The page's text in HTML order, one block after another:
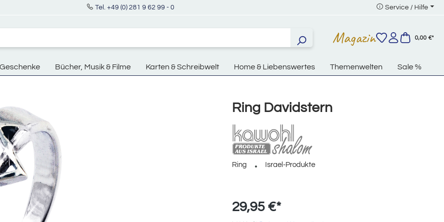
Tel. +49 (0) 281 9 62 99 - 0 Service / Hilfe
Magazin 0,00 €*
Geschenke Bücher, Musik & Filme Karten & Schreibwelt Home & Liebenswertes Themenwelten Sale %
Ring Davidstern
Ring Israel-Produkte
29,95 €*